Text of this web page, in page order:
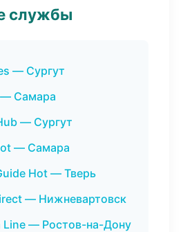
службы
— Сургут
Самара
— Сургут
— Самара
Hot — Тверь
— Нижневартовск
Line — Ростов-на-Дону